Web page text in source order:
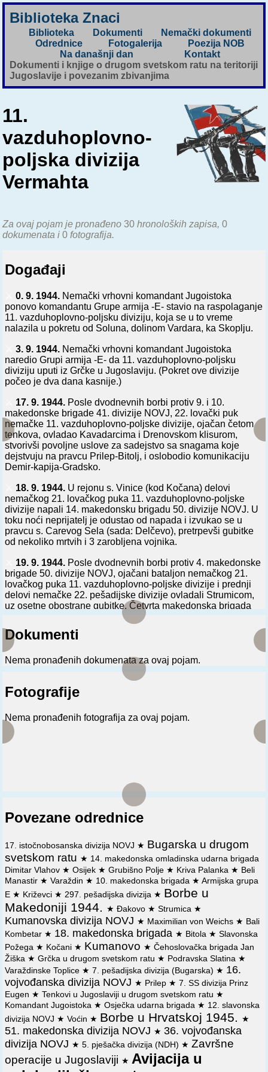
Biblioteka Znaci
Biblioteka Dokumenti
Nemački dokumenti
Odrednice
Fotogalerija
Poezija NOB
Na današnji dan
Kontakt
Dokumenti i knjige o drugom svetskom ratu na teritoriji
Jugoslavije i povezanim zbivanjima
11.
vazduhoplovno-
poljska divizija
Vermahta
Za ovaj pojam je pronađeno30 hronoloških zapisa,0
dokumenata i0 fotografija.
Događaji
0. 9. 1944. Nemački vrhovni komandant Jugoistoka
ponovo komandantu Grupe armija -E- stavio na raspolaganje
11. vazduhoplovno-poljsku diviziju, koja se u to vreme
nalazila u pokretu od Soluna, dolinom Vardara, ka Skoplju.
3. 9. 1944. Nemački vrhovni komandant Jugoistoka
naredio Grupi armija -E- da 11. vazduhoplovno-poljsku
diviziju uputi iz Grčke u Jugoslaviju. (Pokret ove divizije
počeo je dva dana kasnije.)
17. 9. 1944. Posle dvodnevnih borbi protiv 9. i 10.
makedonske brigade 41. divizije NOVJ, 22. lovački puk
nemačke 11. vazduhoplovno-poljske divizije, ojačan četom
tenkova, ovladao Kavadarcima i Drenovskom klisurom,
stvorivši povoljne uslove za sadejstvo sa snagama koje
dejstvuju na pravcu Prilep-Bitolj, i oslobodio komunikaciju
Demir-kapija-Gradsko.
18. 9. 1944. U rejonu s. Vinice (kod Kočana) delovi
nemačkog 21. lovačkog puka 11. vazduhoplovno-poljske
divizije napali 14. makedonsku brigadu 50. divizije NOVJ. U
toku noći neprijatelj je odustao od napada i izvukao se u
pravcu s. Carevog Sela (sada: Delčevo), pretrpevši gubitke
od nekoliko mrtvih i 3 zarobljena vojnika.
19. 9. 1944. Posle dvodnevnih borbi protiv 4. makedonske
brigade 50. divizije NOVJ, ojačani bataljon nemačkog 21.
lovačkog puka 11. vazduhoplovno-poljske divizije i prednji
delovi nemačke 22. pešadijske divizije ovladali Strumicom,
uz osetne obostrane gubitke. Četvrta makedonska brigada
povukla se ka pl. Ograždenu.
⚔️ 21. 9. 1944. Kod Kočana i s. Zrnovaca 14. makedonska
brigada 50. divizije NOVJ napala delove nemačkog 21.
lovačkog puka 11 vazduhoplovno-poljske divizije zarobivši
pri tom 33 italijanska fašistička vojnika i zaplenivši 33 konja.
⚔️ 7. 10. 1944. Na krivorečkom pravcu otpočela zajednička
dejstva bugarske 1. armije i 17. i 18. makedonske brigade
Kumanovske divizije NOVJ protiv delova nemačke U.
vazduhoplovno-poljske divizije.
⚔️
ostale snage divizije vršile obuhvat sa severa i juga. Za to
vreme 17. makedonska brigada Kumanovske divizije NOVJ
napadala je nemačke transporte i obezbeđenja na
komunikaciji Kumanovo - Kriva Palanka, a 18. makedonska
⚔️ 9. 10. 1944. Na komunikaciji Kumanovo-Preševo delovi
nemačke 11. vazduhoplovno-poljske divizije i balisti, koji su
težili da se probiju za Vranje, napali 18. makedonsku brigadu
Kumanovske divizije NOVJ. Brigada je, posle oštrih
višečasovnih borbi, uspela da održi svoje položaje.
⚔️ 12. 10. 1944.
Posle pregrupisavanja bugarska 1. armija (1.
i 2. pešadijska divizija) otpočela napad na ojačani puk
nemačke 11. vazduhoplovno-poljske divizije u rejonu
Stražina (između Krive Palanke i Kumanova).
⚔️ 15. 10. 1944. U Krivoj Palanci zamenik komandanta GŠ
NOV i PO za Makedoniju i komandant bugarske 1. armije
dogovorili se o koordiniranju zajedničkih dejstava na
odsecima Kriva Palanka - Kumanovo i Kumanovo-Vranje.
Pored ostalog, sačinjen je plan za ovlađivanje stracinskim
položajima, na kojima su se branili delovi nemačke 11.
vazduhoplovno-poljske divizije, i regulisano je snabdevanje
bugarskih vojnika.
⚔️ 18. 10. 1944. Posle sedmodnevnih oštrih borbi protiv
Dokumenti
Nema pronađenih dokumenata za ovaj pojam.
Fotografije
Nema pronađenih fotografija za ovaj pojam.
Povezane odrednice
17. istočnobosanska divizija NOVJ ★ Bugarska u drugom
svetskom ratu ★ 14. makedonska omladinska udarna brigada
Dimitar Vlahov ★Osijek ★Grubišno Polje ★ Kriva Palanka ★ Beli
Manastir ★Varaždin ★ 10. makedonska brigada ★Armijska grupa
E ★ Križevci ★ 297. pešadijska divizija ★ Borbe u
Makedoniji 1944. ★Đakovo ★Strumica ★
Kumanovska divizija NOVJ ★ Maximilian von Weichs ★ Bali
Kombetar ★ 18. makedonska brigada ★ Bitola ★Slavonska
Požega ★ Kočani ★ Kumanovo ★Čehoslovačka brigada Jan
Žiška ★Grčka u drugom svetskom ratu ★ Podravska Slatina ★
Varaždinske Toplice ★7. pešadijska divizija (Bugarska) ★ 16.
vojvođanska divizija NOVJ ★ Prilep ★7. SS divizija Prinz
Eugen ★Tenkovi u Jugoslaviji u drugom svetskom ratu ★
Komandant Jugoistoka ★Osječka udarna brigada ★ 12. slavonska
divizija NOVJ ★Voćin ★ Borbe u Hrvatskoj 1945. ★
51. makedonska divizija NOVJ ★ 36. vojvođanska
divizija NOVJ ★5. pješačka divizija (NDH) ★Završne
operacije u Jugoslaviji ★ Avijacija u